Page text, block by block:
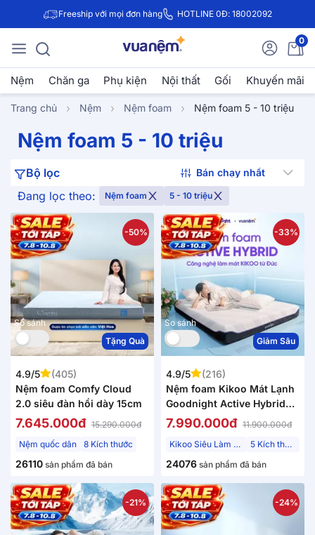
Freeship với mọi đơn hàng HOTLINE 0Đ: 18002092
0
Nệm Chăn ga Phụ kiện Nội thất Gối Khuyến mãi
Trang chủ Nệm Nệm foam Nệm foam 5 - 10 triệu
Nệm foam 5 - 10 triệu
Đang lọc theo: Nệm foam 5 - 10 triệu
Bộ lọc
So sánh
-50%
Tặng Quà
4.9/5
(405)
Nệm foam Comfy Cloud
2.0 siêu đàn hồi dày 15cm
7.645.000đ 15.290.000đ
Nệm quốc dân
8 Kích thước
26110 sản phẩm đã bán
So sánh
-33%
Giảm Sâu
4.9/5
(216)
Nệm foam Kikoo Mát Lạnh
Goodnight Active Hybrid
Từ Đức
7.990.000đ 11.900.000đ
Kikoo Siêu Làm Mát
5 Kích thước
24076 sản phẩm đã bán
-21% -24%